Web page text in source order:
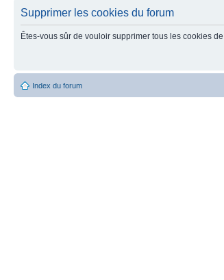
Supprimer les cookies du forum
Êtes-vous sûr de vouloir supprimer tous les cookies
Index du forum